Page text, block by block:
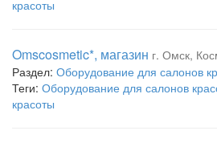
красоты
Omscosmetic*, магазин г. Омск,
Раздел: Оборудование для салонов
Теги: Оборудование для салонов
красоты